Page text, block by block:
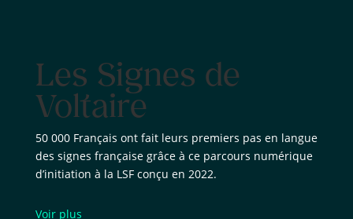
Les Signes de
Voltaire
50 000 Français ont fait leurs premiers pas en langue
des signes française grâce à ce parcours numérique
d’initiation à la LSF conçu en 2022.
Voir plus